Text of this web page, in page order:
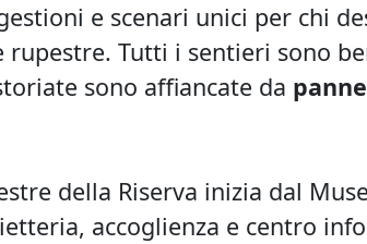
e scenari unici per chi
rupestre. Tutti i sentieri sono
sono affiancate da
della Riserva inizia dal
accoglienza e centro